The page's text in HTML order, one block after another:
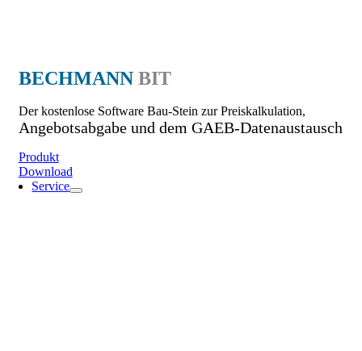
BECHMANN BIT
Der kostenlose Software Bau-Stein zur Preiskalkulation,
Angebotsabgabe und dem GAEB-Datenaustausch
Produkt
Download
Service